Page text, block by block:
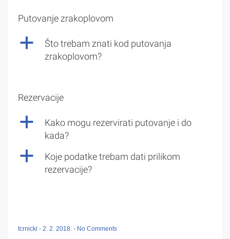
Putovanje zrakoplovom
a
Što trebam znati kod putovanja
zrakoplovom?
Rezervacije
a
Kako mogu rezervirati putovanje i do
kada?
a
Koje podatke trebam dati prilikom
rezervacije?
tcrnicki - 2. 2. 2018. - No Comments